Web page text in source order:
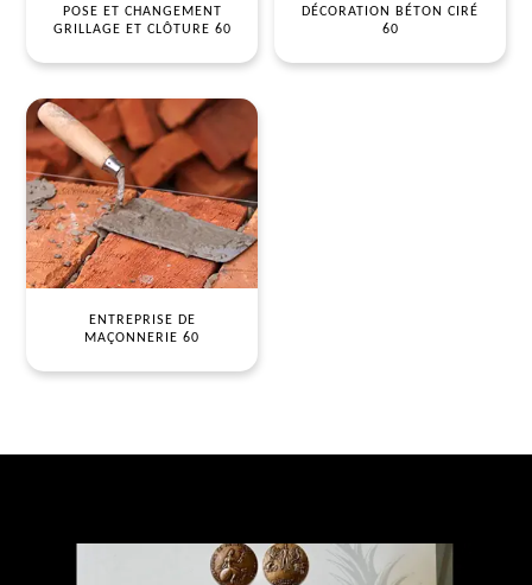
POSE ET CHANGEMENT
GRILLAGE ET CLÔTURE 60
DÉCORATION BÉTON CIRÉ
60
ENTREPRISE DE
MAÇONNERIE 60